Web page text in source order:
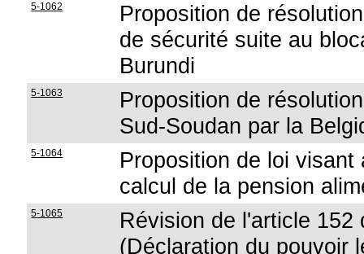
5-1062
Proposition de
de sécurité suite au
Burundi
5-1063
Proposition de
Sud-Soudan par la
5-1064
Proposition de loi
calcul de la pension
5-1065
Révision de l'article 152
(Déclaration du pouvoir